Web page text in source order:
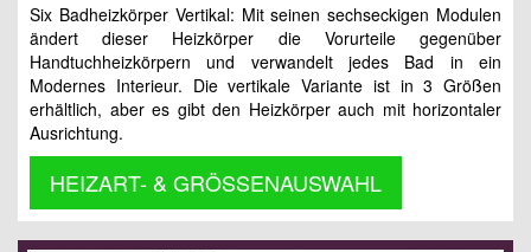
Six Badheizkörper Vertikal: Mit seinen sechseckigen Modulen
ändert dieser Heizkörper die Vorurteile gegenüber
Handtuchheizkörpern und verwandelt jedes Bad in ein
Modernes Interieur. Die vertikale Variante ist in 3 Größen
erhältlich, aber es gibt den Heizkörper auch mit horizontaler
Ausrichtung.
HEIZART- & GRÖSSENAUSWAHL